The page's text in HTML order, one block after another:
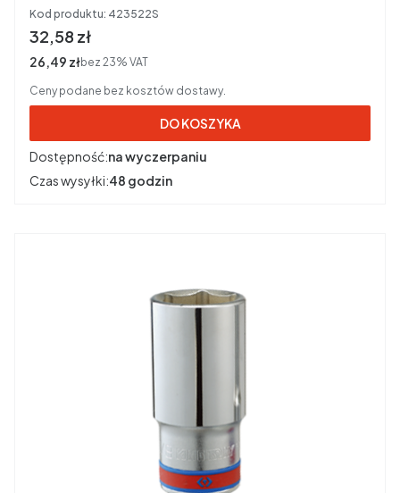
Kod produktu: 423522S
Cena brutto
32,58 zł
Cena netto
26,49 złbez 23% VAT
Ceny podane bez kosztów dostawy.
DO KOSZYKA
Dostępność:na wyczerpaniu
Czas wysyłki:48 godzin